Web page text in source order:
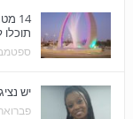
ספטמבר 12,
יש
פברואר 06,